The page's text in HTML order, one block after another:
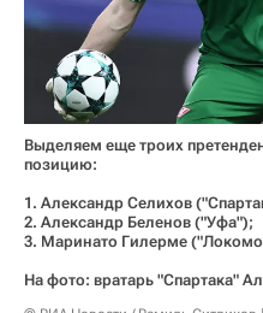
Выделяем еще троих
позицию:
1. Александр Селихов
2. Александр Беленов ("Уфа");
3. Маринато Гилерме
На фото: вратарь "Спартака"